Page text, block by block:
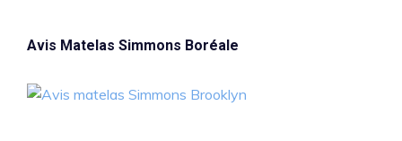
Avis Matelas Simmons Boréale